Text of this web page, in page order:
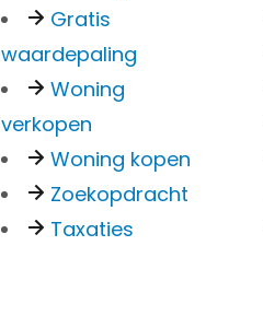
Gratis
waardepaling
Woning
verkopen
Woning kopen
Zoekopdracht
Taxaties